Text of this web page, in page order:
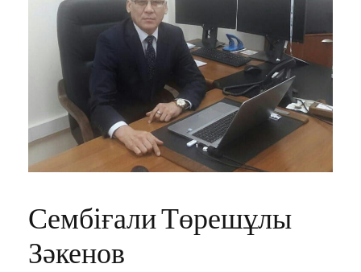
Сембіғали Төрешұлы
Зәкенов